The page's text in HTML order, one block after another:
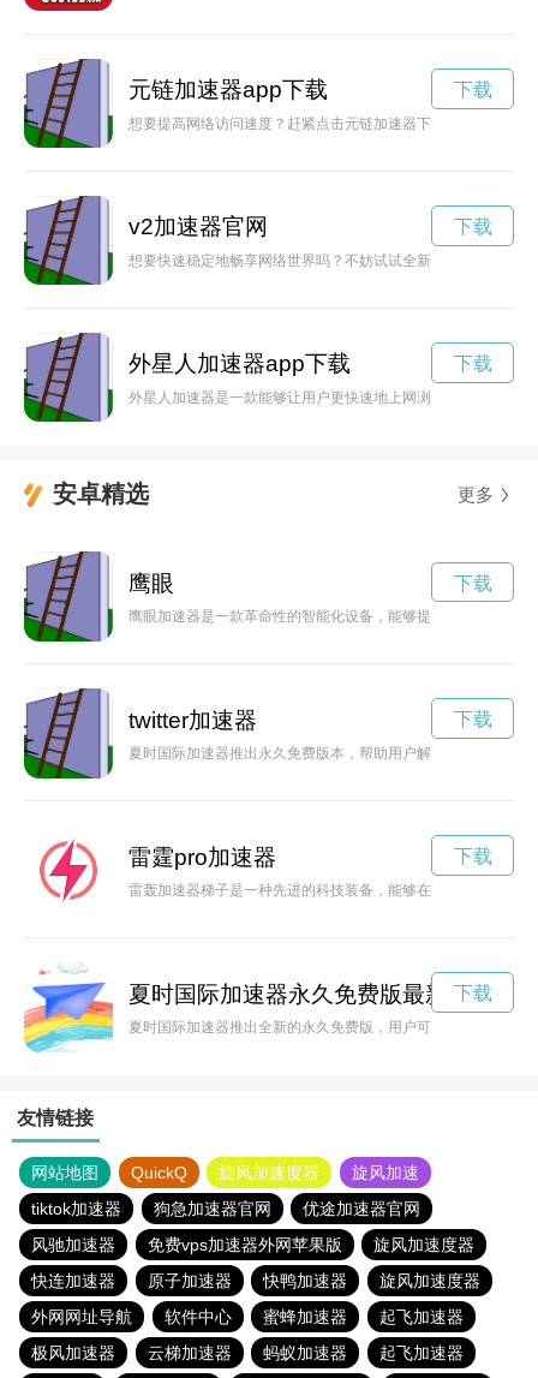
元链加速器app下载
想要提高网络访问速度？赶紧点击元链加速器下载官网，了解
下载
v2加速器官网
想要快速稳定地畅享网络世界吗？不妨试试全新推出的v2link加
下载
外星人加速器app下载
外星人加速器是一款能够让用户更快速地上网浏览和下载的工
下载
安卓精选 更多
鹰眼
鹰眼加速器是一款革命性的智能化设备，能够提升人们的工作
下载
twitter加速器
夏时国际加速器推出永久免费版本，帮助用户解决网络加速问题
下载
雷霆pro加速器
雷轰加速器梯子是一种先进的科技装备，能够在短时间内快速提
下载
夏时国际加速器永久免费版最新
夏时国际加速器推出全新的永久免费版，用户可享受无限流量
下载
友情链接
网站地图 QuickQ 旋风加速度器
旋风加速
tiktok加速器
狗急加速器官网
优途加速器官网
风驰加速器
免费vps加速器外网苹果版
旋风加速度器
快连加速器
原子加速器 快鸭加速器
旋风加速度器
外网网址导航
软件中心 蜜蜂加速器
起飞加速器
极风加速器
云梯加速器 蚂蚁加速器 起飞加速器